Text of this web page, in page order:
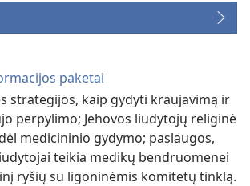
paketai
strategijos, kaip gydyti kraujavimą ir
perpylimo; Jehovos liudytojų religinė
medicininio gydymo; paslaugos,
teikia medikų bendruomenei
ryšių su ligoninėmis komitetų tinklą.